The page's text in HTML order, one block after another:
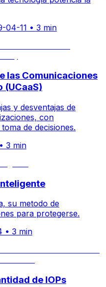
04-11 • 3 min
las Comunicaciones
(UCaaS)
y desventajas de
con
de decisiones.
• 3 min
su metodo de
para protegerse.
• 3 min
de IOPs